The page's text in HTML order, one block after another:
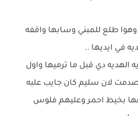
طلع للمبني وسابها واقفه
في ايديها ..
دي قبل ما ترميها واول
لان سليم كان جايب علبه
بخيط احمر وعليهم فلوس